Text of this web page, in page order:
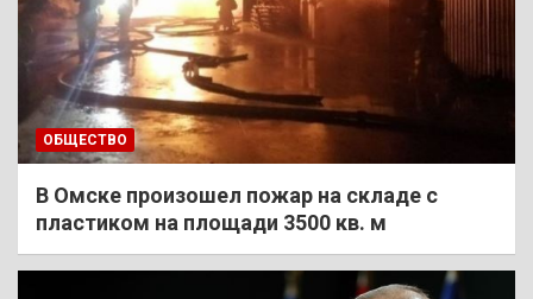
ОБЩЕСТВО
В Омске произошел пожар на складе с
пластиком на площади 3500 кв. м